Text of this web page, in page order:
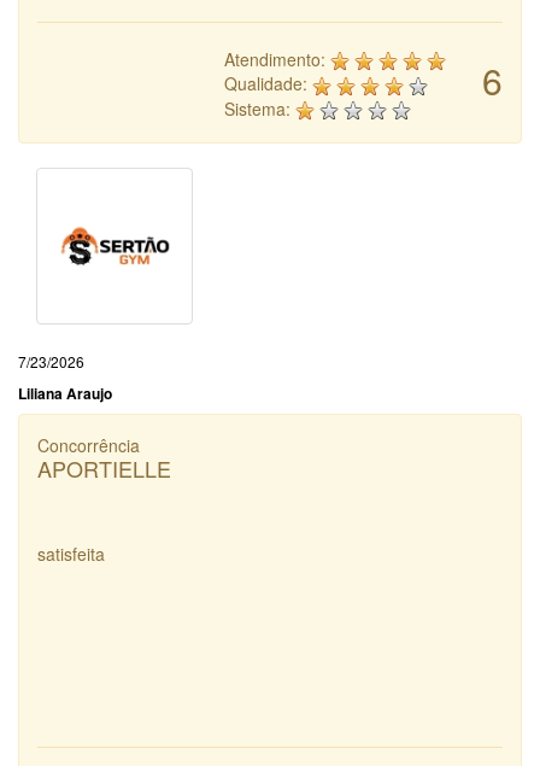
6
Atendimento:
Qualidade:
Sistema:
7/23/2026
Liliana Araujo
Concorrência
APORTIELLE
satisfeita